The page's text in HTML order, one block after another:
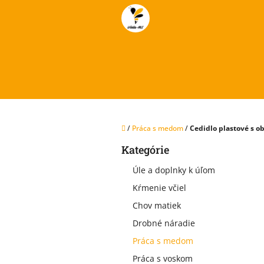
Domov
/ Práca s medom/Cedidlo plastové s
Preskočiť
Kategórie
Úle a doplnky k úľom
Kŕmenie včiel
Chov matiek
Drobné náradie
Práca s medom
Práca s voskom